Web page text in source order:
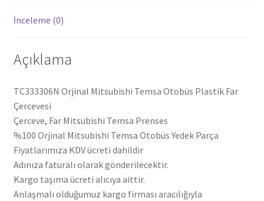
İnceleme (0)
Açıklama
TC333306N Orjinal Mitsubishi Temsa Otobüs Plastik Far
Çercevesi
Çerceve, Far Mitsubishi Temsa Prenses
%100 Orjinal Mitsubishi Temsa Otobüs Yedek Parça
Fiyatlarımıza KDV ücreti dahildir
Adınıza faturalı olarak gönderilecektir.
Kargo taşıma ücreti alıcıya aittir.
Anlaşmalı olduğumuz kargo firması aracılığıyla